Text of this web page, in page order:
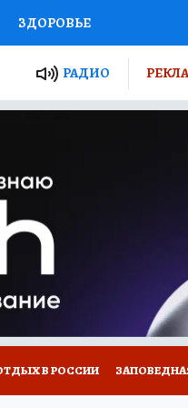
ЗДОРОВЬЕ
ПРОЕКТЫ РОССИИ
ПУТЕВОДИТЕЛЬ
ПОТРЕБИТЕЛЯ
РАДИО
В РОССИИ